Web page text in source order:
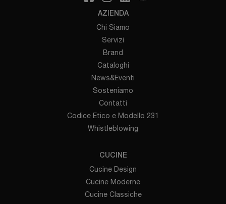
AZIENDA
Chi Siamo
Servizi
Brand
Cataloghi
News&Eventi
Sosteniamo
Contatti
Codice Etico e Modello 231
Whistleblowing
CUCINE
Cucine Design
Cucine Moderne
Cucine Classiche